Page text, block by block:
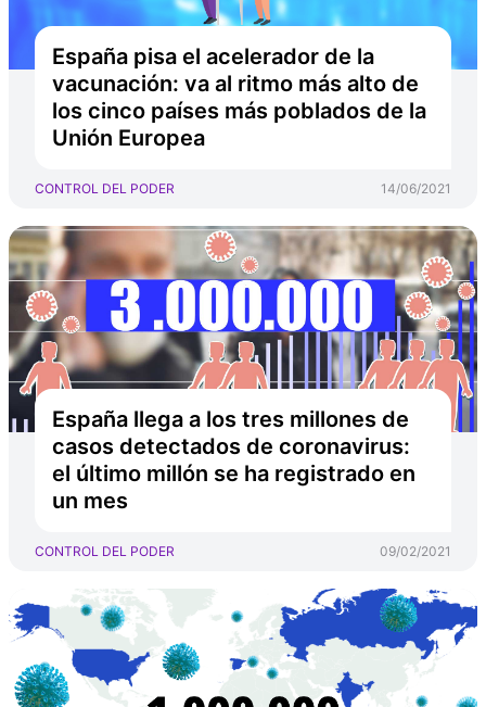
España pisa el acelerador de la
vacunación: va al ritmo más alto de
los cinco países más poblados de la
Unión Europea
CONTROL DEL PODER 14/06/2021
España llega a los tres millones de
casos detectados de coronavirus:
el último millón se ha registrado en
un mes
CONTROL DEL PODER 09/02/2021